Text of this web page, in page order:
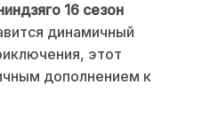
16 сезон
динамичный
этот
дополнением к